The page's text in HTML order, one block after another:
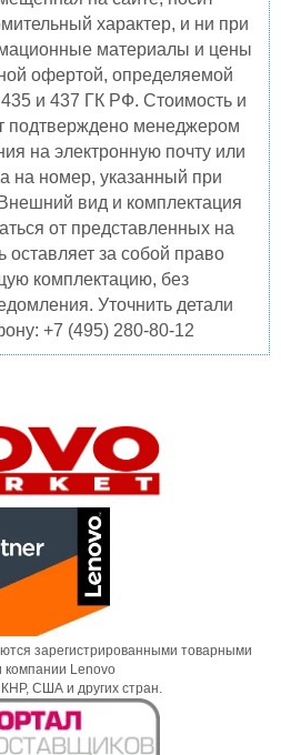
характер, и ни при
материалы и цены
офертой, определяемой
и 437 ГК РФ. Стоимость и
подтверждено менеджером
на электронную почту или
на номер, указанный при
вид и комплектация
от представленных на
оставляет за собой право
комплектацию, без
Уточнить детали
+7 (495) 280-80-12
зарегистрированными товарными
компании Lenovo
США и других стран.